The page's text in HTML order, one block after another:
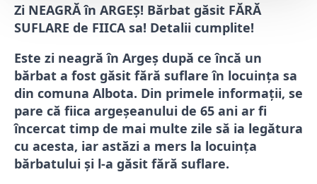
Zi NEAGRĂ în ARGEȘ! Bărbat găsit FĂRĂ
SUFLARE de FIICA sa! Detalii cumplite!
Este zi neagră în Argeș după ce încă un
bărbat a fost găsit fără suflare în locuința sa
din comuna Albota. Din primele informații, se
pare că fiica argeșeanului de 65 ani ar fi
încercat timp de mai multe zile să ia legătura
cu acesta, iar astăzi a mers la locuința
bărbatului și l-a găsit fără suflare.